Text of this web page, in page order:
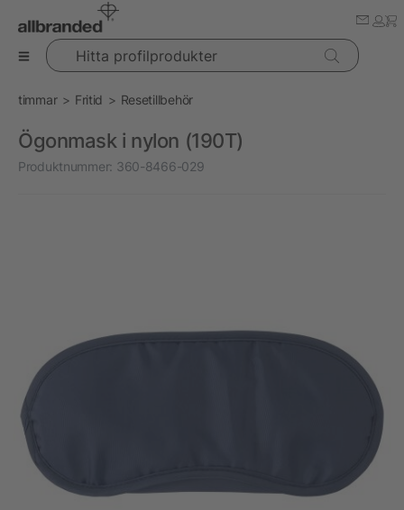
Hitta profilprodukter
timmar Fritid Resetillbehör
Ögonmask i nylon (190T)
Produktnummer: 360-8466-029